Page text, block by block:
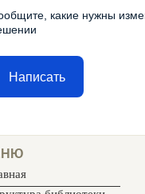
какие нужны
Написать